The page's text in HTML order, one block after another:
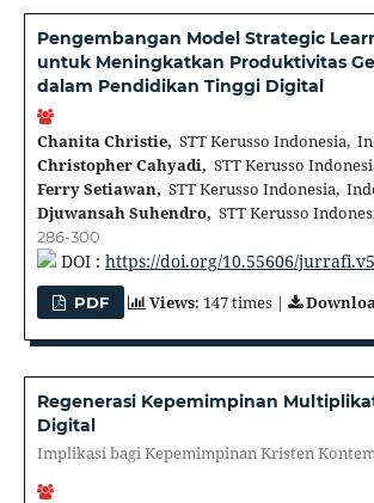
Pengembangan Model Strategic
untuk Meningkatkan Produktivitas
dalam Pendidikan Tinggi Digital
Chanita Christie, STT Kerusso Indonesia,
Christopher Cahyadi, STT Kerusso
Ferry Setiawan, STT Kerusso Indonesia,
Djuwansah Suhendro, STT Kerusso
286-300
DOI : https://doi.org/10.55606/
PDF Views: 147 times |
Regenerasi Kepemimpinan
Digital
Implikasi bagi Kepemimpinan Kristen